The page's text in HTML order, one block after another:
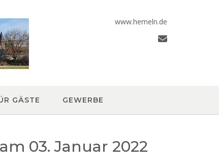
www.hemeln.de
GÄSTE GEWERBE
03. Januar 2022